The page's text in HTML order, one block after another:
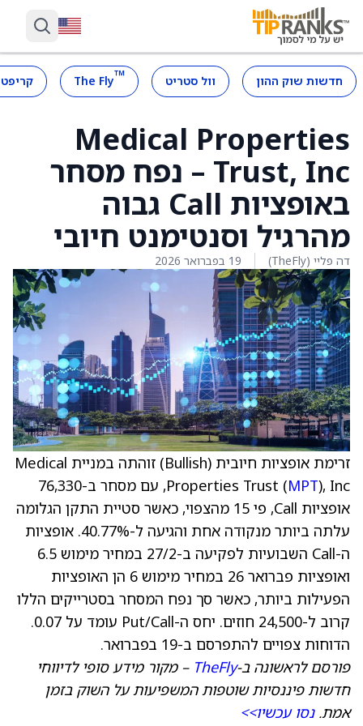
חדשות שוק ההון וול סטריט ™
The Fly
Medical Properties
Trust, Inc – נפח מסחר
באופציות Call גבוה
מהרגיל וסנטימנט חיובי
דה פליי (TheFly) 19 בפברואר 2026
זרימת אופציות חיובית (Bullish) זוהתה במניית Medical
Properties Trust (MPT
), Inc, עם מסחר ב-76,330
אופציות Call, פי 15 מהצפוי, כאשר סטיית התקן הגלומה
עלתה ביותר מנקודה אחת והגיעה ל-40.77%. אופציות
ה-Call השבועיות לפקיעה ב-27/2 במחיר מימוש 6.5
ואופציות פברואר 26 במחיר מימוש 6 הן האופציות
הפעילות ביותר, כאשר סך נפח המסחר בסטרייקים הללו
קרוב ל-24,500 חוזים. יחס ה-Put/Call עומד על 0.07.
הדוחות צפויים להתפרסם ב-19 בפברואר.
פורסם לראשונה ב-TheFly – מקור מידע סופי לדיווחי
חדשות פיננסיות שוטפות המשפיעות על השוק בזמן
אמת.נסו עכשיו>>